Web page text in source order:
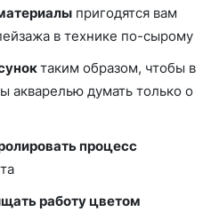
пригодятся вам
в технике по-сырому
таким образом, чтобы в
акварелью думать только о
процесс
работу цветом